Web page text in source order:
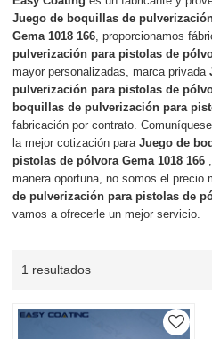
Juego de boquillas de
Gema 1018 166, proporcionamos
pulverización para pistolas de
mayor personalizadas, marca privada
pulverización para pistolas de
boquillas de pulverización para
fabricación por contrato.
la mejor cotización paraJuego de
pistolas de pólvora Gema 1018 166
manera oportuna, no somos el precio
de pulverización para pistolas de
vamos a ofrecerle un mejor servicio.
1 resultados